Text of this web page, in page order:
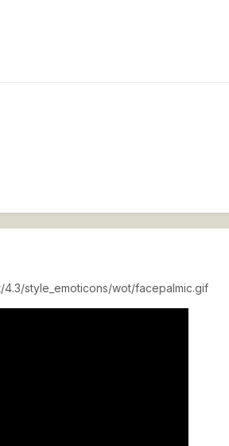
style_emoticons/wot/facepalmic.gif